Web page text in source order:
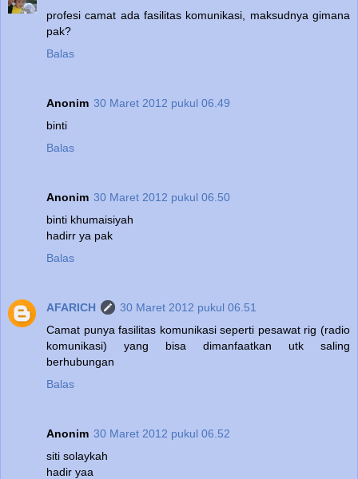
profesi camat ada fasilitas komunikasi, maksudnya gimana
pak?
Balas
Anonim 30 Maret 2012 pukul 06.49
binti
Balas
Anonim 30 Maret 2012 pukul 06.50
binti khumaisiyah
hadirr ya pak
Balas
AFARICH
30 Maret 2012 pukul 06.51
Camat punya fasilitas komunikasi seperti pesawat rig (radio
komunikasi) yang bisa dimanfaatkan utk saling
berhubungan
Balas
Anonim 30 Maret 2012 pukul 06.52
siti solaykah
hadir yaa